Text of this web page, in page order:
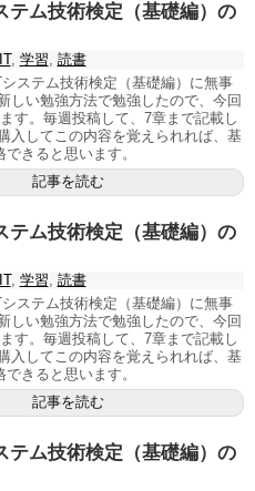
テム技術検定（基礎編）の
IT, 学習, 読書
ステム技術検定（基礎編）に無事
しい勉強方法で勉強したので、今回
す。毎週投稿して、7章まで記載し
入してこの内容を覚えられれば、基
きると思います。
記事を読む
テム技術検定（基礎編）の
IT, 学習, 読書
ステム技術検定（基礎編）に無事
しい勉強方法で勉強したので、今回
す。毎週投稿して、7章まで記載し
入してこの内容を覚えられれば、基
きると思います。
記事を読む
テム技術検定（基礎編）の